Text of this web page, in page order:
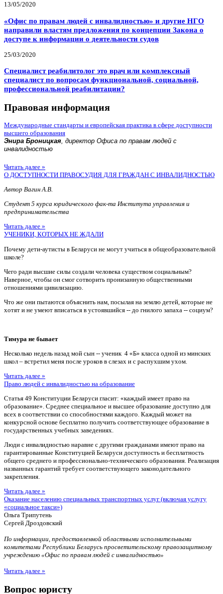
13/05/2020
«Офис по правам людей с инвалидностью» и другие НГО
направили властям предложения по концепции Закона о
доступе к информации о деятельности судов
25/03/2020
Специалист реабилитолог это врач или комплексный
специалист по вопросам функциональной, социальной,
профессиональной реабилитации?
Правовая информация
Международные стандарты и европейская практика в сфере доступности
высшего образования
Энира Броницкая, директор Офиса по правам людей с
инвалидностью
Читать далее »
О ДОСТУПНОСТИ ПРАВОСУДИЯ ДЛЯ ГРАЖДАН С ИНВАЛИДНОСТЬЮ
Автор Вагин А.В.
Студент 5 курса юридического фак-та Института управления и
предпринимательства
Читать далее »
УЧЕНИКИ, КОТОРЫХ НЕ ЖДАЛИ
Почему дети-аутисты в Беларуси не могут учиться в общеобразовательной
школе?
Чего ради высшие силы создали человека существом социальным?
Наверное, чтобы он смог сотворить пронизанную общественными
отношениями цивилизацию.
Что же они пытаются объяснить нам, посылая на землю детей, которые не
хотят и не умеют вписаться в устоявшийся -- до гнилого запаха -- социум?
Тимура не бывает
Несколько недель назад мой сын -- ученик 4 «Б» класса одной из минских
школ – встретил меня после уроков в слезах и с распухшим ухом.
Читать далее »
Право людей с инвалидностью на образование
Статья 49 Конституции Беларуси гласит: «каждый имеет право на
образование». Среднее специальное и высшее образование доступно для
всех в соответствии со способностями каждого. Каждый может на
конкурсной основе бесплатно получить соответствующее образование в
государственных учебных заведениях.
Люди с инвалидностью наравне с другими гражданами имеют право на
гарантированные Конституцией Беларуси доступность и бесплатность
общего среднего и профессионально-технического образования. Реализация
названных гарантий требует соответствующего законодательного
закрепления.
Читать далее »
Оказание населению специальных транспортных услуг (включая услугу
«социальное такси»)
Ольга Трипутень
Сергей Дроздовский
По информации, предоставленной областными исполнительными
комитетами Республики Беларусь просветительскому правозащитному
учреждению «Офис по правам людей с инвалидностью»
Читать далее »
Вопрос юристу